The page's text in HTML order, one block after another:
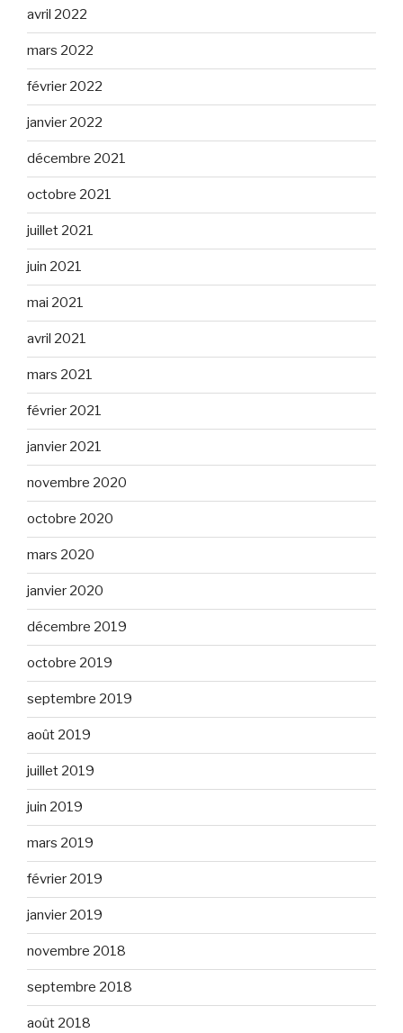
avril 2022
mars 2022
février 2022
janvier 2022
décembre 2021
octobre 2021
juillet 2021
juin 2021
mai 2021
avril 2021
mars 2021
février 2021
janvier 2021
novembre 2020
octobre 2020
mars 2020
janvier 2020
décembre 2019
octobre 2019
septembre 2019
août 2019
juillet 2019
juin 2019
mars 2019
février 2019
janvier 2019
novembre 2018
septembre 2018
août 2018